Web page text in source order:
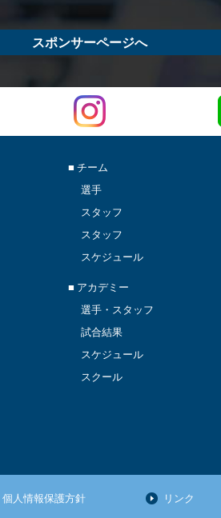
スポンサーページへ
■ チーム
選手
スタッフ
スタッフ
スケジュール
■ アカデミー
選手・スタッフ
試合結果
スケジュール
スクール
個人情報保護方針 リンク